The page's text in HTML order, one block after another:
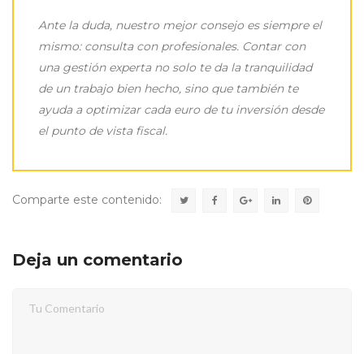
Ante la duda, nuestro mejor consejo es siempre el
mismo: consulta con profesionales. Contar con
una gestión experta no solo te da la tranquilidad
de un trabajo bien hecho, sino que también te
ayuda a optimizar cada euro de tu inversión desde
el punto de vista fiscal.
Comparte este contenido:
Deja un comentario